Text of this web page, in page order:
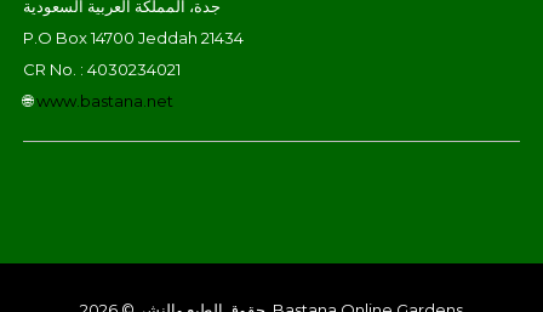
جدة، المملكة العربية السعودية
P.O Box 14700 Jeddah 21434
CR No. : 4030234021
🌐www.bastana.net